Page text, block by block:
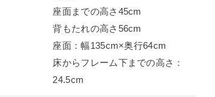
座面までの高さ45cm
背もたれの高さ56cm
座面：幅135cm×奥行64cm
床からフレーム下までの高さ：
24.5cm